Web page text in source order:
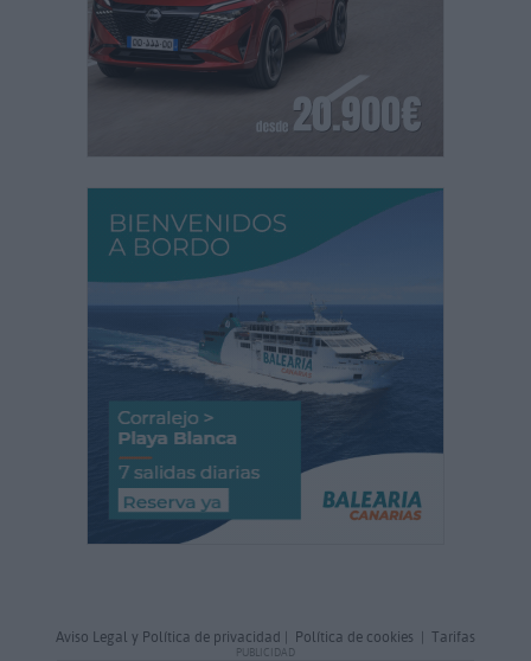
Aviso Legal y Política de privacidad | Política de cookies | Tarifas
PUBLICIDAD